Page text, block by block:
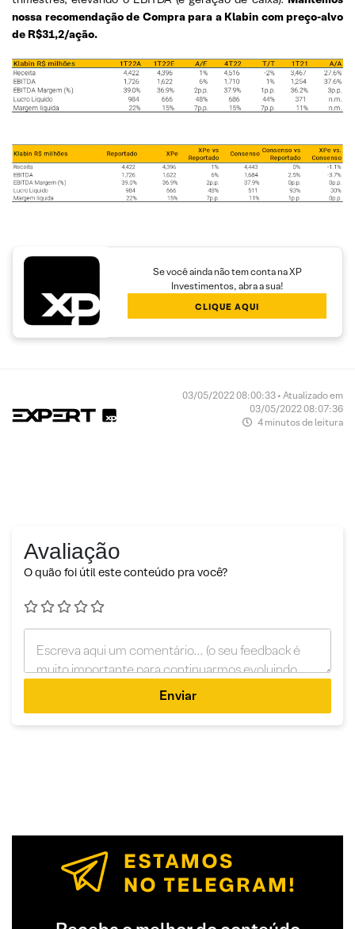
nossa recomendação de Compra para a Klabin com preço-alvo
de R$31,2/ação.
Se você ainda não tem conta na XP
Investimentos, abra a sua!
CLIQUE AQUI
03/05/2022 08:00:33 • Atualizado em
03/05/2022 08:07:36
4 minutos de leitura
Avaliação
O quão foi útil este conteúdo pra você?
Enviar